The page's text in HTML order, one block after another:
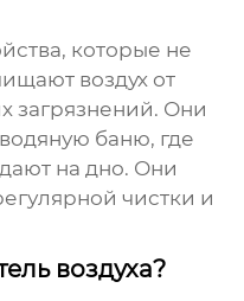
которые не
воздух от
загрязнений. Они
баню, где
на дно. Они
чистки и
воздуха?